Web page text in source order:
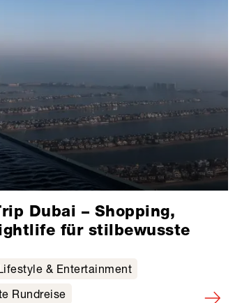
Dubai – Shopping,
für stilbewusste
& Entertainment
Rundreise